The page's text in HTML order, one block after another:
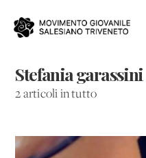
Stefania garassini
2 articoli in tutto